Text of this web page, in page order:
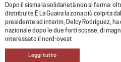
Dopo il sisma la solidarietà non si ferma:
distribuite È La Guaira la zona più colpita
presidente ad interim, Delcy Rodríguez,
nazionale dopo le due forti scosse, di
interessato il nord-ovest
Leggi tutto